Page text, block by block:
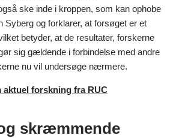
ske inde i kroppen, som kan ophobe
Syberg og forklarer, at forsøget er et
betyder, at de resultater, forskerne
sig gældende i forbindelse med andre
nu vil undersøge nærmere.
forskning fra RUC
skræmmende